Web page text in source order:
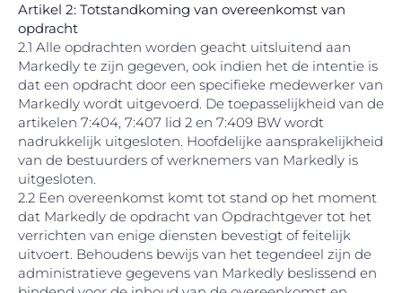
Artikel 2: Totstandkoming van overeenkomst van
opdracht
2.1 Alle opdrachten worden geacht uitsluitend aan
Markedly te zijn gegeven, ook indien het de intentie is
dat een opdracht door een specifieke medewerker van
Markedly wordt uitgevoerd. De toepasselijkheid van de
artikelen 7:404, 7:407 lid 2 en 7:409 BW wordt
nadrukkelijk uitgesloten. Hoofdelijke aansprakelijkheid
van de bestuurders of werknemers van Markedly is
uitgesloten.
2.2 Een overeenkomst komt tot stand op het moment
dat Markedly de opdracht van Opdrachtgever tot het
verrichten van enige diensten bevestigt of feitelijk
uitvoert. Behoudens bewijs van het tegendeel zijn de
administratieve gegevens van Markedly beslissend en